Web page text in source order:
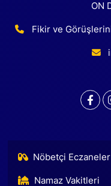
ON
Fikir ve
Nöbetçi Eczaneler
Namaz Vakitleri